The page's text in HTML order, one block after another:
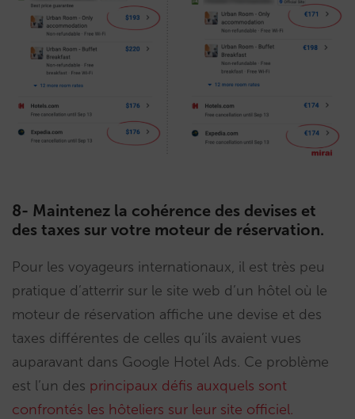
8- Maintenez la cohérence des devises et
des taxes sur votre moteur de réservation.
Pour les voyageurs internationaux, il est très peu
pratique d’atterrir sur le site web d’un hôtel où le
moteur de réservation affiche une devise et des
taxes différentes de celles qu’ils avaient vues
auparavant dans Google Hotel Ads. Ce problème
est l’un des principaux défis auxquels sont
confrontés les hôteliers sur leur site officiel.